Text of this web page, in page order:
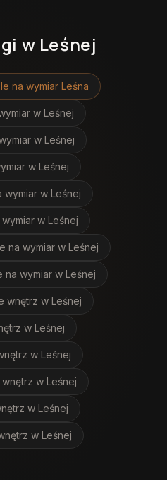
w Leśnej
na wymiar Leśna
w Leśnej
w Leśnej
w Leśnej
wymiar w Leśnej
wymiar w Leśnej
na wymiar w Leśnej
na wymiar w Leśnej
wnętrz w Leśnej
w Leśnej
w Leśnej
w Leśnej
w Leśnej
w Leśnej